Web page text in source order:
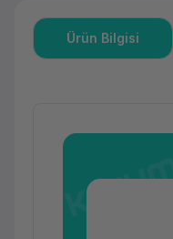
Ürün Bilgisi